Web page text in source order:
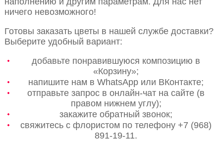
ничего невозможного!
Готовы заказать цветы в нашей службе доставки?
Выберите удобный вариант:
добавьте понравившуюся композицию в
«Корзину»;
напишите нам в WhatsApp или ВКонтакте;
отправьте запрос в онлайн-чат на сайте (в
правом нижнем углу);
закажите обратный звонок;
свяжитесь с флористом по телефону +7 (968)
891-19-11.